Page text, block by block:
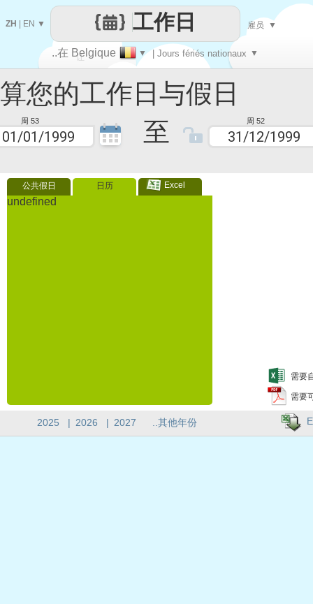
工作日与假日
周 53 至 周 52
公共假日 日历 Excel
undefined
需要
需要
让
每一天
..在 Belgique ▼ | Jours fériés nationaux ▼
工作日
ZH EN ▼ 雇员 ▼
2025 | 2026 | 2027 ..其他年份